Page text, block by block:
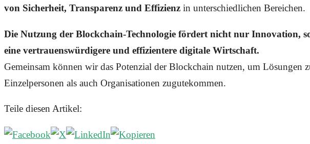
von Sicherheit, Transparenz und Effizienz in unterschiedlichen Bereichen.
Die Nutzung der Blockchain-Technologie fördert nicht nur Innovation,
eine vertrauenswürdigere und effizientere digitale Wirtschaft.
Gemeinsam können wir das Potenzial der Blockchain nutzen, um Lösungen
Einzelpersonen als auch Organisationen zugutekommen.
Teile diesen Artikel: